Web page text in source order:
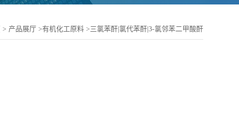
> 产品展厅 >有机化工原料 >三氯苯酐|氯代苯酐|3-氯邻苯二甲酸酐